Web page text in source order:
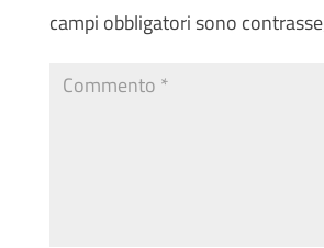
campi obbligatori sono